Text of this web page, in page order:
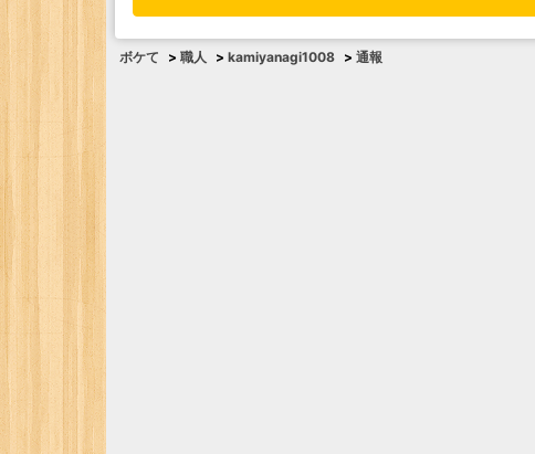
ボケて > 職人 > kamiyanagi1008 > 通報